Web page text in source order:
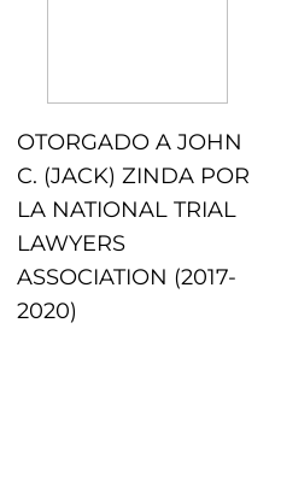
OTORGADO A JOHN
C. (JACK) ZINDA POR
LA NATIONAL TRIAL
LAWYERS
ASSOCIATION (2017-
2020)